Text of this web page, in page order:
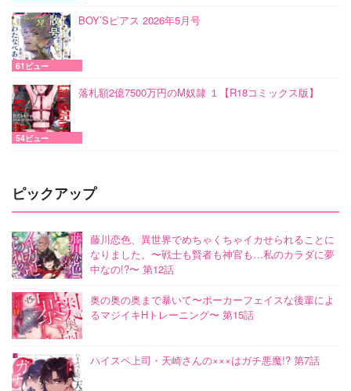
BOY’Sピアス 2026年5月号
61ビュー
落札額2億7500万円のM奴隷 １【R18コミックス版】
54ビュー
ピックアップ
藤川恋色、異世界でめちゃくちゃイカせられることに
なりました。〜戦士も賢者も神官も…私のカラダに夢
中なの!?〜 第12話
奥の奥の奥まで暴いて〜ポーカーフェイスな後輩によ
るマジイキHトレーニング〜 第15話
ハイスペ上司・天崎さんの×××はガチ悪魔!? 第7話